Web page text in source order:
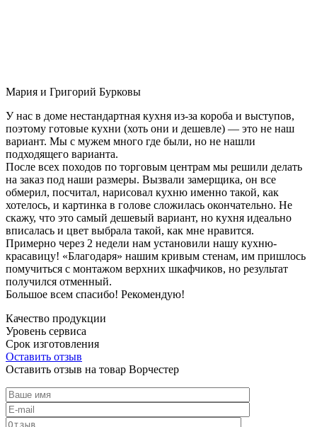
Мария и Григорий Бурковы
У нас в доме нестандартная кухня из-за короба и выступов,
поэтому готовые кухни (хоть они и дешевле) — это не наш
вариант. Мы с мужем много где были, но не нашли
подходящего варианта.
После всех походов по торговым центрам мы решили делать
на заказ под наши размеры. Вызвали замерщика, он все
обмерил, посчитал, нарисовал кухню именно такой, как
хотелось, и картинка в голове сложилась окончательно. Не
скажу, что это самый дешевый вариант, но кухня идеально
вписалась и цвет выбрала такой, как мне нравится.
Примерно через 2 недели нам установили нашу кухню-
красавицу! «Благодаря» нашим кривым стенам, им пришлось
помучиться с монтажом верхних шкафчиков, но результат
получился отменный.
Большое всем спасибо! Рекомендую!
Качество продукции
Уровень сервиса
Срок изготовления
Оставить отзыв
Оставить отзыв на товар Ворчестер